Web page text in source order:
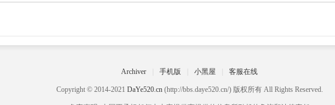
Archiver 手机版 小黑屋 客服在线
Copyright © 2014-2021 DaYe520.cn(http://bbs.daye520.cn/) 版权所有 All Rights Reserved.